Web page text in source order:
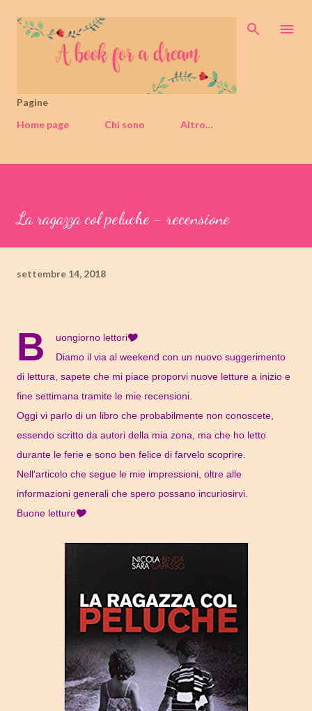
Passa ai contenuti principali
Pagine
Home page
Chi sono Altro…
La ragazza col peluche - recensione
settembre 14, 2018
B
uongiorno lettori🎔
Diamo il via al weekend con un nuovo suggerimento
di lettura, sapete che mi piace proporvi nuove letture a inizio e
fine settimana tramite le mie recensioni.
Oggi vi parlo di un libro che probabilmente non conoscete,
essendo scritto da autori della mia zona, ma che ho letto
durante le ferie e sono ben felice di farvelo scoprire.
Nell'articolo che segue le mie impressioni, oltre alle
informazioni generali che spero possano incuriosirvi.
Buone letture🎔